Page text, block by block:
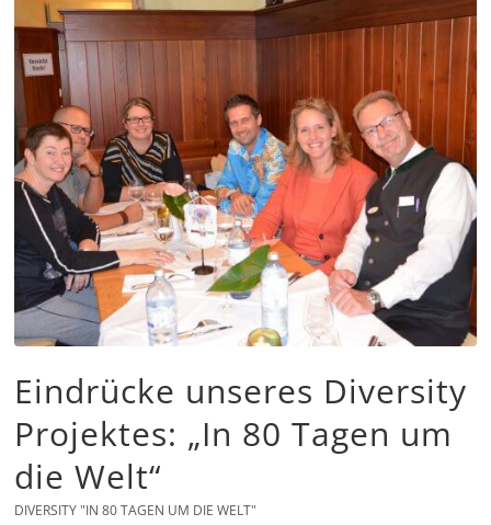
Eindrücke unseres Diversity
Projektes: „In 80 Tagen um
die Welt“
DIVERSITY "IN 80 TAGEN UM DIE WELT"